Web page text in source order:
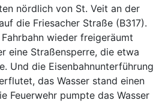
nördlich von St. Veit an der
die Friesacher Straße (B317).
wieder freigeräumt
eine Straßensperre, die etwa
Und die Eisenbahnunterführung
das Wasser stand einen
Feuerwehr pumpte das Wasser